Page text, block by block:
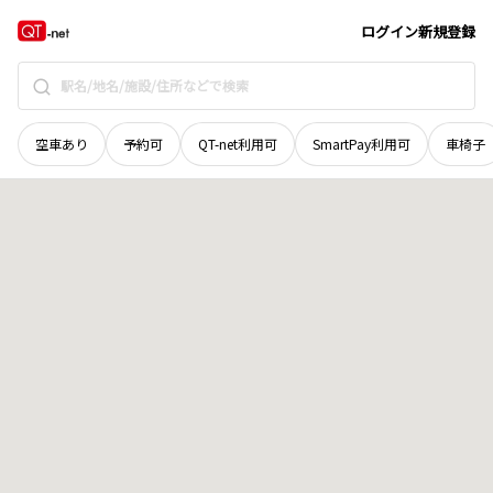
ログイン新規登録
空車あり 予約可 QT-net利用可 SmartPay利用可 車椅子
青森県